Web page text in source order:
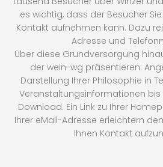
es wichtig, dass der Besucher
Kontakt aufnehmen kann. Dazu
Adresse und
Über diese Grundversorgung
der wein-wg präsentieren:
Darstellung Ihrer Philosophie in
Veranstaltungsinformationen bis
Download. Ein Link zu Ihrer
Ihrer eMail-Adresse erleichtern
Ihnen Kontakt